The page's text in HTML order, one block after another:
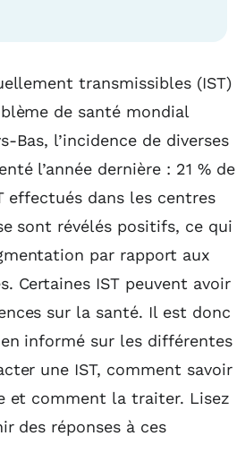
transmissibles (IST)
de santé mondial
Bas, l’incidence de diverses
l’année dernière : 21 % de
effectués dans les centres
sont révélés positifs, ce qui
par rapport aux
Certaines IST peuvent avoir
sur la santé. Il est donc
informé sur les différentes
une IST, comment savoir
et comment la traiter. Lisez
des réponses à ces